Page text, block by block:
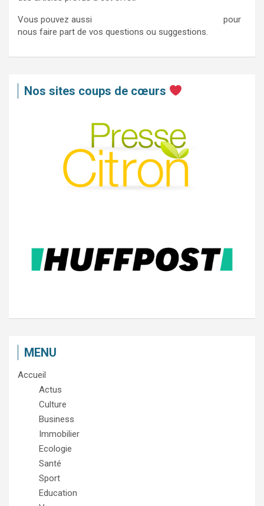
Vous pouvez aussi
pour
nous faire part de vos questions ou suggestions.
Nos sites coups de cœurs
MENU
Accueil
Actus
Culture
Business
Immobilier
Ecologie
Santé
Sport
Education